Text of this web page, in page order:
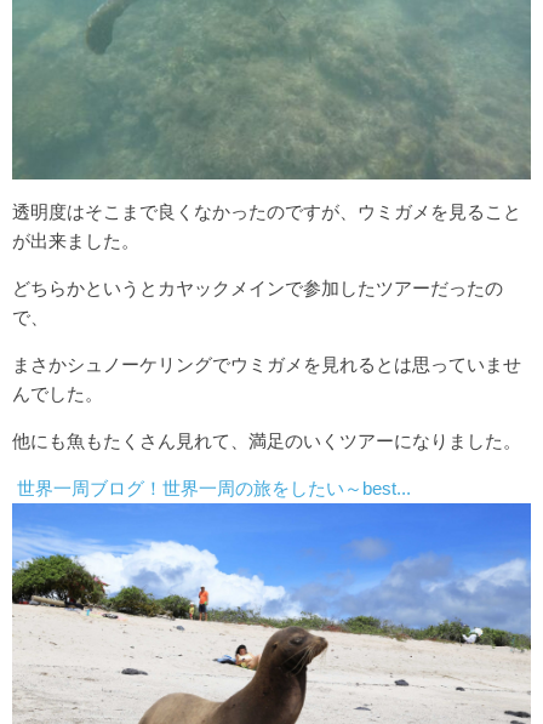
透明度はそこまで良くなかったのですが、ウミガメを見ること
が出来ました。
どちらかというとカヤックメインで参加したツアーだったの
で、
まさかシュノーケリングでウミガメを見れるとは思っていませ
んでした。
他にも魚もたくさん見れて、満足のいくツアーになりました。
世界一周ブログ！世界一周の旅をしたい～best...